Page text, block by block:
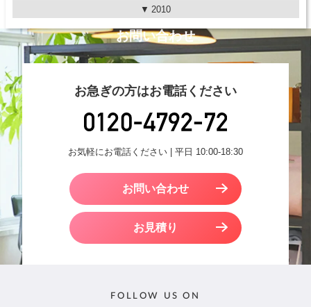
2010
お問い合わせ
お急ぎの方はお電話ください
お気軽にお電話ください | 平日 10:00-18:30
お問い合わせ
お見積り
FOLLOW US ON